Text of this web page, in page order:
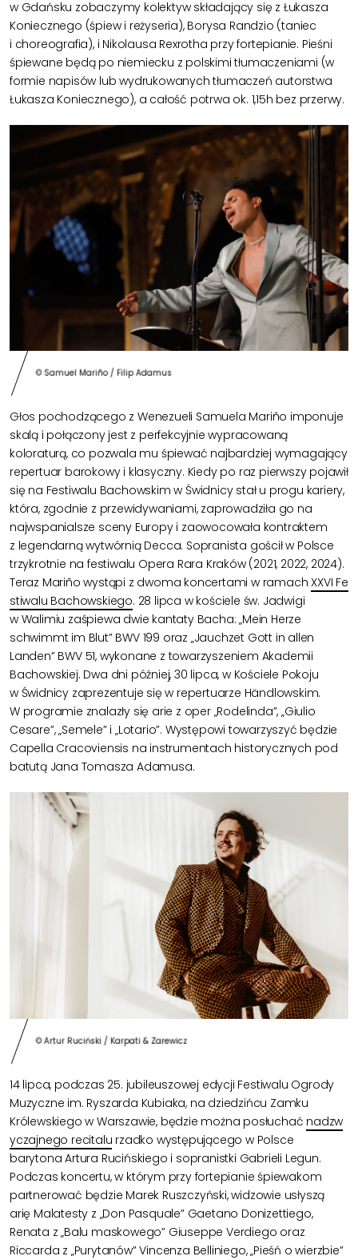
w Gdańsku zobaczymy kolektyw składający się z Łukasza
Koniecznego (śpiew i reżyseria), Borysa Randzio (taniec
i choreografia), i Nikolausa Rexrotha przy fortepianie. Pieśni
śpiewane będą po niemiecku z polskimi tłumaczeniami (w
formie napisów lub wydrukowanych tłumaczeń autorstwa
Łukasza Koniecznego), a całość potrwa ok. 1,15h bez przerwy.
© Samuel Mariño / Filip Adamus
Głos pochodzącego z Wenezueli Samuela Mariño imponuje
skalą i połączony jest z perfekcyjnie wypracowaną
koloraturą, co pozwala mu śpiewać najbardziej wymagający
repertuar barokowy i klasyczny. Kiedy po raz pierwszy pojawił
się na Festiwalu Bachowskim w Świdnicy stał u progu kariery,
która, zgodnie z przewidywaniami, zaprowadziła go na
najwspanialsze sceny Europy i zaowocowała kontraktem
z legendarną wytwórnią Decca. Sopranista gościł w Polsce
trzykrotnie na festiwalu Opera Rara Kraków (2021, 2022, 2024).
Teraz Mariño wystąpi z dwoma koncertami w ramachXXVI Fe
stiwalu Bachowskiego. 28 lipca w kościele św. Jadwigi
w Walimiu zaśpiewa dwie kantaty Bacha: „Mein Herze
schwimmt im Blut” BWV 199 oraz „Jauchzet Gott in allen
Landen” BWV 51, wykonane z towarzyszeniem Akademii
Bachowskiej. Dwa dni później, 30 lipca, w Kościele Pokoju
w Świdnicy zaprezentuje się w repertuarze Händlowskim.
W programie znalazły się arie z oper „Rodelinda”, „Giulio
Cesare”, „Semele” i „Lotario”. Występowi towarzyszyć będzie
Capella Cracoviensis na instrumentach historycznych pod
batutą Jana Tomasza Adamusa.
© Artur Ruciński / Karpati & Zarewicz
14 lipca, podczas 25. jubileuszowej edycji Festiwalu Ogrody
Muzyczne im. Ryszarda Kubiaka, na dziedzińcu Zamku
Królewskiego w Warszawie, będzie można posłuchać nadzw
yczajnego recitalu rzadko występującego w Polsce
barytona Artura Rucińskiego i sopranistki Gabrieli Legun.
Podczas koncertu, w którym przy fortepianie śpiewakom
partnerować będzie Marek Ruszczyński, widzowie usłyszą
arię Malatesty z „Don Pasquale” Gaetano Donizettiego,
Renata z „Balu maskowego” Giuseppe Verdiego oraz
Riccarda z „Purytanów” Vincenza Belliniego, „Pieśń o wierzbie”